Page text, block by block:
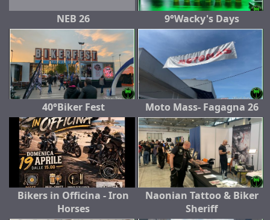
NEB 26 9°Wacky's Days
40°Biker Fest Moto Mass- Fagagna 26
Bikers in Officina - Iron
Horses
Naonian Tattoo & Biker
Sheriff